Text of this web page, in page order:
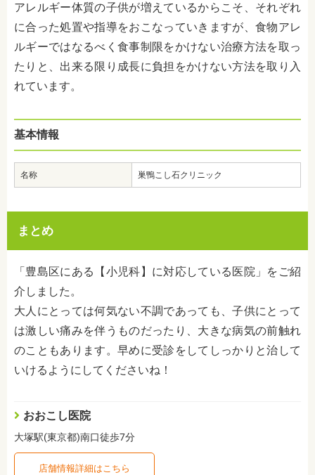
アレルギー体質の子供が増えているからこそ、それぞれ
に合った処置や指導をおこなっていきますが、食物アレ
ルギーではなるべく食事制限をかけない治療方法を取っ
たりと、出来る限り成長に負担をかけない方法を取り入
れています。
基本情報
名称 巣鴨こし石クリニック
まとめ
「豊島区にある【小児科】に対応している医院」をご紹
介しました。
大人にとっては何気ない不調であっても、子供にとって
は激しい痛みを伴うものだったり、大きな病気の前触れ
のこともあります。早めに受診をしてしっかりと治して
いけるようにしてくださいね！
おおこし医院
大塚駅(東京都)南口徒歩7分
店舗情報詳細はこちら